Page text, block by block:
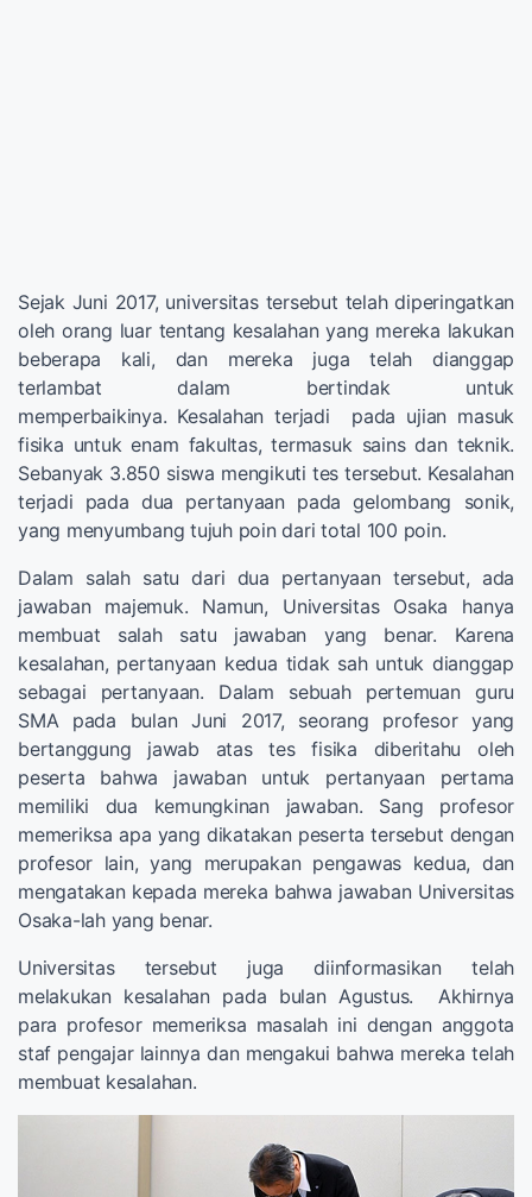
Sejak Juni 2017, universitas tersebut telah diperingatkan
oleh orang luar tentang kesalahan yang mereka lakukan
beberapa kali, dan mereka juga telah dianggap
terlambat dalam bertindak untuk
memperbaikinya. Kesalahan terjadi pada ujian masuk
fisika untuk enam fakultas, termasuk sains dan teknik.
Sebanyak 3.850 siswa mengikuti tes tersebut. Kesalahan
terjadi pada dua pertanyaan pada gelombang sonik,
yang menyumbang tujuh poin dari total 100 poin.
Dalam salah satu dari dua pertanyaan tersebut, ada
jawaban majemuk. Namun, Universitas Osaka hanya
membuat salah satu jawaban yang benar. Karena
kesalahan, pertanyaan kedua tidak sah untuk dianggap
sebagai pertanyaan. Dalam sebuah pertemuan guru
SMA pada bulan Juni 2017, seorang profesor yang
bertanggung jawab atas tes fisika diberitahu oleh
peserta bahwa jawaban untuk pertanyaan pertama
memiliki dua kemungkinan jawaban. Sang profesor
memeriksa apa yang dikatakan peserta tersebut dengan
profesor lain, yang merupakan pengawas kedua, dan
mengatakan kepada mereka bahwa jawaban Universitas
Osaka-lah yang benar.
Universitas tersebut juga diinformasikan telah
melakukan kesalahan pada bulan Agustus. Akhirnya
para profesor memeriksa masalah ini dengan anggota
staf pengajar lainnya dan mengakui bahwa mereka telah
membuat kesalahan.